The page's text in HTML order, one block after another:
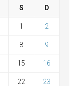
S D
1 2
8 9
15 16
22 23